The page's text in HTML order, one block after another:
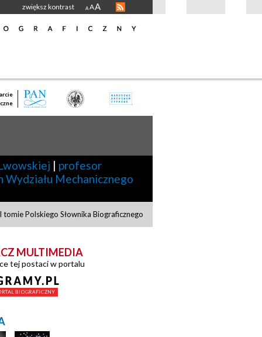
zwiększ kontrast A AA
| profesor
Wydziału Mechanicznego
Polskiego Słownika Biograficznego
MULTIMEDIA
tej postaci w portalu